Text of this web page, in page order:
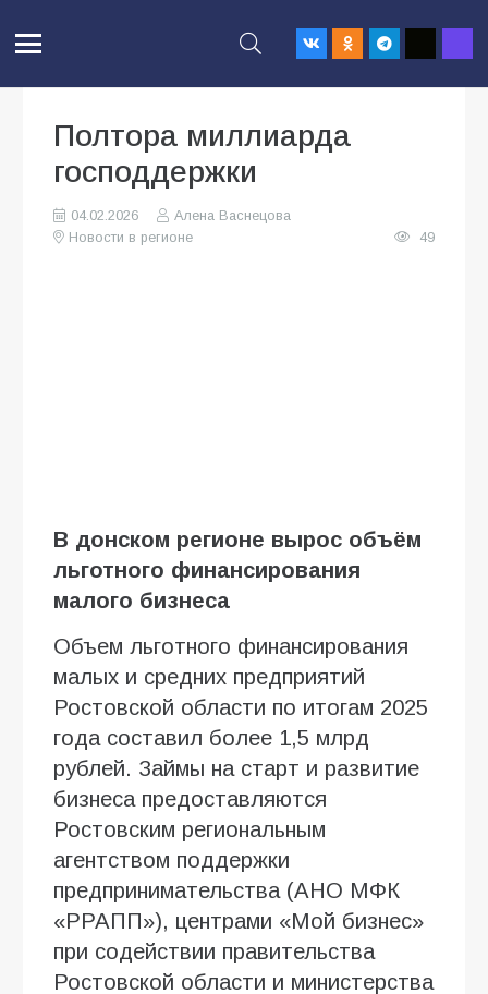
Полтора миллиарда
господдержки
04.02.2026
Алена Васнецова
Новости в регионе
49
В донском регионе вырос объём
льготного финансирования
малого бизнеса
Объем льготного финансирования
малых и средних предприятий
Ростовской области по итогам 2025
года составил более 1,5 млрд
рублей. Займы на старт и развитие
бизнеса предоставляются
Ростовским региональным
агентством поддержки
предпринимательства (АНО МФК
«РРАПП»), центрами «Мой бизнес»
при содействии правительства
Ростовской области и министерства